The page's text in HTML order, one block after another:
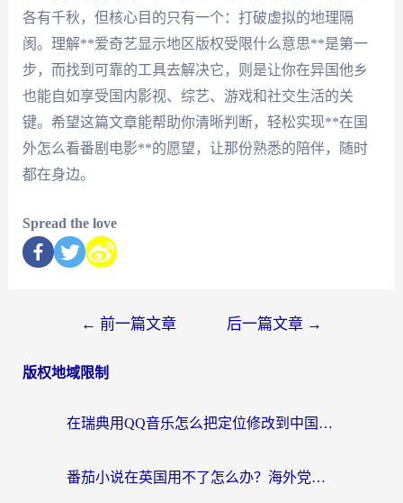
各有千秋，但核心目的只有一个：打破虚拟的地理隔
阂。理解**爱奇艺显示地区版权受限什么意思**是第一
步，而找到可靠的工具去解决它，则是让你在异国他乡
也能自如享受国内影视、综艺、游戏和社交生活的关
键。希望这篇文章能帮助你清晰判断，轻松实现**在国
外怎么看番剧电影**的愿望，让那份熟悉的陪伴，随时
都在身边。
Spread the love
← 前一篇文章 后一篇文章 →
版权地域限制
在瑞典用QQ音乐怎么把定位修改到中国国内？留学生亲测有效的回国加速方案
番茄小说在英国用不了怎么办？海外党亲测有效的回国加速解决方案